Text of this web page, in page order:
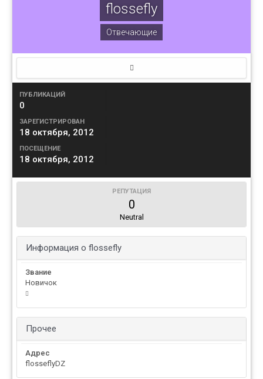
flossefly
Отвечающие
ПУБЛИКАЦИЙ
0
ЗАРЕГИСТРИРОВАН
18 октября, 2012
ПОСЕЩЕНИЕ
18 октября, 2012
РЕПУТАЦИЯ
0
Neutral
Информация о flossefly
Звание
Новичок
Прочее
Адрес
flosseflyDZ